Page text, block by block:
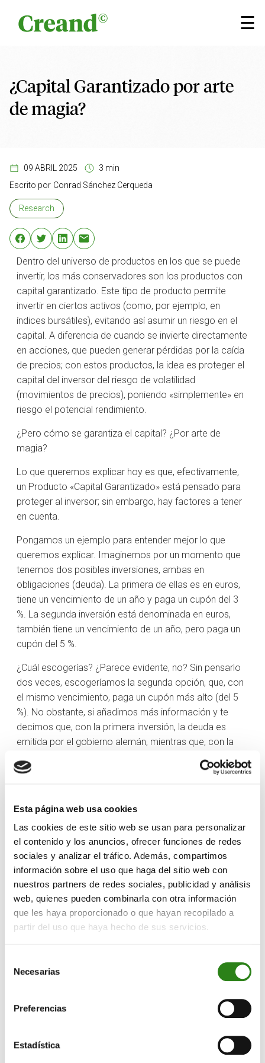
Esta página web usa cookies
Las cookies de este sitio web se usan para personalizar
el contenido y los anuncios, ofrecer funciones de redes
sociales y analizar el tráfico. Además, compartimos
información sobre el uso que haga del sitio web con
nuestros partners de redes sociales, publicidad y análisis
web, quienes pueden combinarla con otra información
que les haya proporcionado o que hayan recopilado a
partir del uso que haya hecho de sus servicios.
Necesarias
Preferencias
Estadística
☰
×
¿Capital Garantizado por arte
de magia?
09 ABRIL 2025
3 min
Escrito por Conrad Sánchez Cerqueda
Research
Dentro del universo de productos en los que se puede
invertir, los más conservadores son los productos con
capital garantizado. Este tipo de producto permite
invertir en ciertos activos (como, por ejemplo, en
índices bursátiles), evitando así asumir un riesgo en el
capital. A diferencia de cuando se invierte directamente
en acciones, que pueden generar pérdidas por la caída
de precios; con estos productos, la idea es proteger el
capital del inversor del riesgo de volatilidad
(movimientos de precios), poniendo «simplemente» en
riesgo el potencial rendimiento.
¿Pero cómo se garantiza el capital? ¿Por arte de
magia?
Lo que queremos explicar hoy es que, efectivamente,
un Producto «Capital Garantizado» está pensado para
proteger al inversor; sin embargo, hay factores a tener
en cuenta.
Pongamos un ejemplo para entender mejor lo que
queremos explicar. Imaginemos por un momento que
tenemos dos posibles inversiones, ambas en
obligaciones (deuda). La primera de ellas es en euros,
tiene un vencimiento de un año y paga un cupón del 3
%. La segunda inversión está denominada en euros,
también tiene un vencimiento de un año, pero paga un
cupón del 5 %.
¿Cuál escogerías? ¿Parece evidente, no? Sin pensarlo
dos veces, escogeríamos la segunda opción, que, con
el mismo vencimiento, paga un cupón más alto (del 5
%). No obstante, si añadimos más información y te
decimos que, con la primera inversión, la deuda es
emitida por el gobierno alemán, mientras que, con la
segunda inversión, es emitida por el gobierno
venezolano, probablemente cambiarías de opinión
(teniendo en cuenta el perfil de riesgo crediticio del
Pues bien, con los productos «Capital Garantizado»
pasa exactamente el mismo. Es vital tener en cuenta el
emisor, puesto que el producto es «Capital Garantizado
por el emisor», y la recuperación del dinero tras el
vencimiento dependerá de su solvencia. Como pasa
también con la deuda, el rendimiento del producto de
capital garantizado puede variar según el riesgo
crediticio del emisor. Así pues, es muy importante
Garantizado».
Otro factor importante a tener en cuenta es el horizonte
temporal. Esta tipología de productos está pensada
Aunque, en la práctica del mercado, se puede vender el